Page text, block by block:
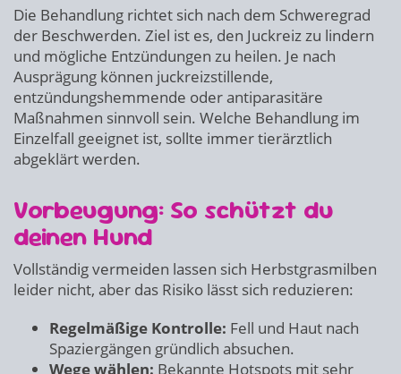
Die Behandlung richtet sich nach dem Schweregrad
der Beschwerden. Ziel ist es, den Juckreiz zu lindern
und mögliche Entzündungen zu heilen. Je nach
Ausprägung können juckreizstillende,
entzündungshemmende oder antiparasitäre
Maßnahmen sinnvoll sein. Welche Behandlung im
Einzelfall geeignet ist, sollte immer tierärztlich
abgeklärt werden.
Vorbeugung: So schützt du
deinen Hund
Vollständig vermeiden lassen sich Herbstgrasmilben
leider nicht, aber das Risiko lässt sich reduzieren:
Regelmäßige Kontrolle: Fell und Haut nach
Spaziergängen gründlich absuchen.
Wege wählen: Bekannte Hotspots mit sehr